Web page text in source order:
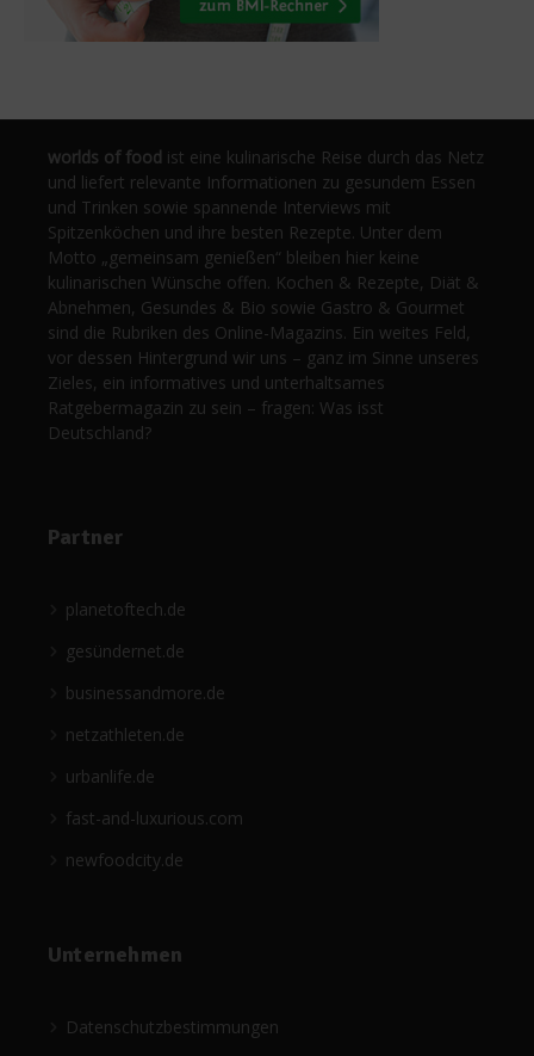
worlds of food ist eine kulinarische Reise durch das Netz
und liefert relevante Informationen zu gesundem Essen
und Trinken sowie spannende Interviews mit
Spitzenköchen und ihre besten Rezepte. Unter dem
Motto „gemeinsam genießen“ bleiben hier keine
kulinarischen Wünsche offen. Kochen & Rezepte, Diät &
Abnehmen, Gesundes & Bio sowie Gastro & Gourmet
sind die Rubriken des Online-Magazins. Ein weites Feld,
vor dessen Hintergrund wir uns – ganz im Sinne unseres
Zieles, ein informatives und unterhaltsames
Ratgebermagazin zu sein – fragen: Was isst
Deutschland?
Partner
planetoftech.de
gesündernet.de
businessandmore.de
netzathleten.de
urbanlife.de
fast-and-luxurious.com
newfoodcity.de
Unternehmen
Datenschutzbestimmungen